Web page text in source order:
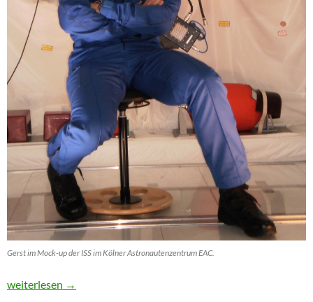
Gerst im Mock-up der ISS im Kölner Astronautenzentrum EAC.
Astronaut Gerst und die philosophische Bombe
weiterlesen →